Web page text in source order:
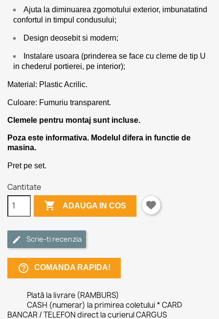
Ajuta la diminuarea zgomotului exterior, imbunatatind
confortul in timpul condusului;
Design deosebit si modern;
Instalare usoara (prinderea se face cu cleme de tip U
in chederul portierei, pe interior);
Material: Plastic Acrilic.
Culoare: Fumuriu transparent.
Clemele pentru montaj sunt incluse.
Poza este informativa. Modelul difera in functie de
masina.
Pret pe set.
Cantitate
 ADAUGA IN COS
Scrie-ti recenzia
help_outline COMANDA RAPIDA!
Plată la livrare (RAMBURS)
CASH (numerar) la primirea coletului * CARD
BANCAR / TELEFON direct la curierul CARGUS